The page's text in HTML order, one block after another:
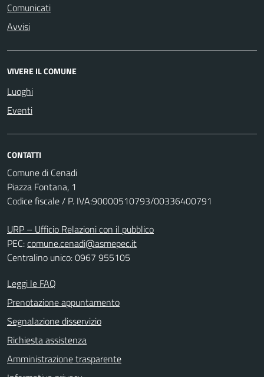
Comunicati
Avvisi
VIVERE IL COMUNE
Luoghi
Eventi
CONTATTI
Comune di Cenadi
Piazza Fontana, 1
Codice fiscale / P. IVA:90000510793/00336400791
URP – Ufficio Relazioni con il pubblico
PEC:comune.cenadi@asmepec.it
Centralino unico: 0967 955105
Leggi le FAQ
Prenotazione appuntamento
Segnalazione disservizio
Richiesta assistenza
Amministrazione trasparente